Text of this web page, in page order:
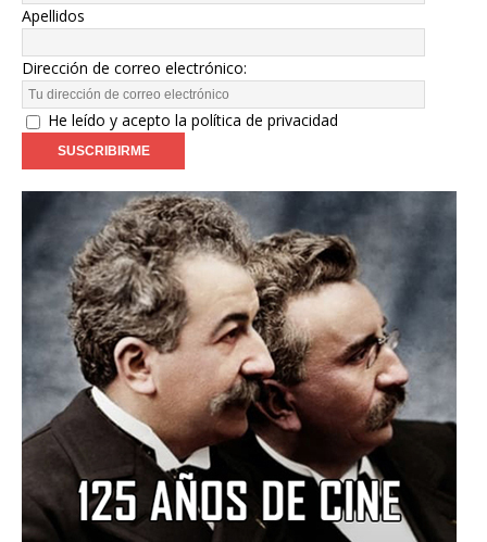
Apellidos
Dirección de correo electrónico:
He leído y acepto la política de privacidad